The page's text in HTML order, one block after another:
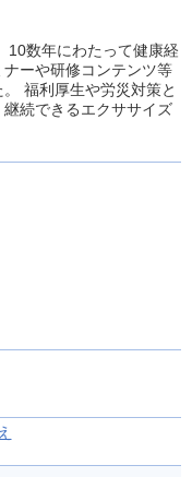
10数年にわたって健康経
ーや研修コンテンツ等
福利厚生や労災対策と
続できるエクササイズ